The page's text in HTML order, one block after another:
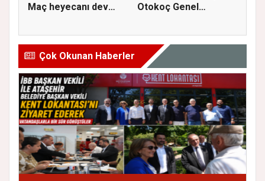
Maç heyecanı dev
Otokoç Genel
Çok Okunan Haberler